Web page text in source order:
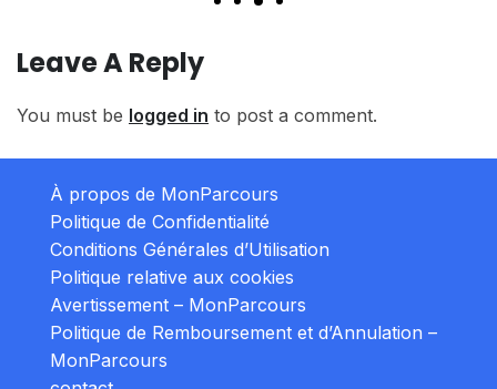
Leave A Reply
You must be logged in to post a comment.
À propos de MonParcours
Politique de Confidentialité
Conditions Générales d’Utilisation
Politique relative aux cookies
Avertissement – MonParcours
Politique de Remboursement et d’Annulation –
MonParcours